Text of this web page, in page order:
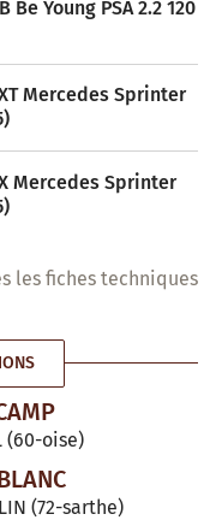
Be Young PSA 2.2 120
Mercedes Sprinter
Mercedes Sprinter
les fiches techniques
(60-oise)
(72-sarthe)